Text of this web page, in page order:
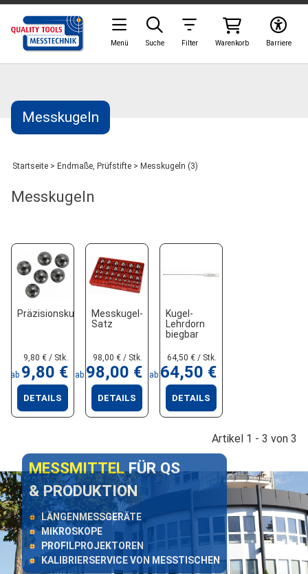
Messkugeln
Startseite > Endmaße, Prüfstifte > Messkugeln (3)
Messkugeln
Präzisionskugeln
9,80 € / Stk.
ab 9,80 €
DETAILS
Messkugel-
Satz
98,00 € / Stk.
ab 98,00 €
DETAILS
Kugel-
Lehrdorn
biegbar
64,50 € / Stk.
ab 64,50 €
DETAILS
Artikel 1 - 3 von 3
MESSMITTELFÜR QS
& PRODUKTION
LÄNGENMESSGERÄTE
MIKROSKOPE
PROFILPROJEKTOREN
KALIBRIERSERVICE VON MESSTISCHEN
Barriere
Warenkorb
Filter
Suche
Menü